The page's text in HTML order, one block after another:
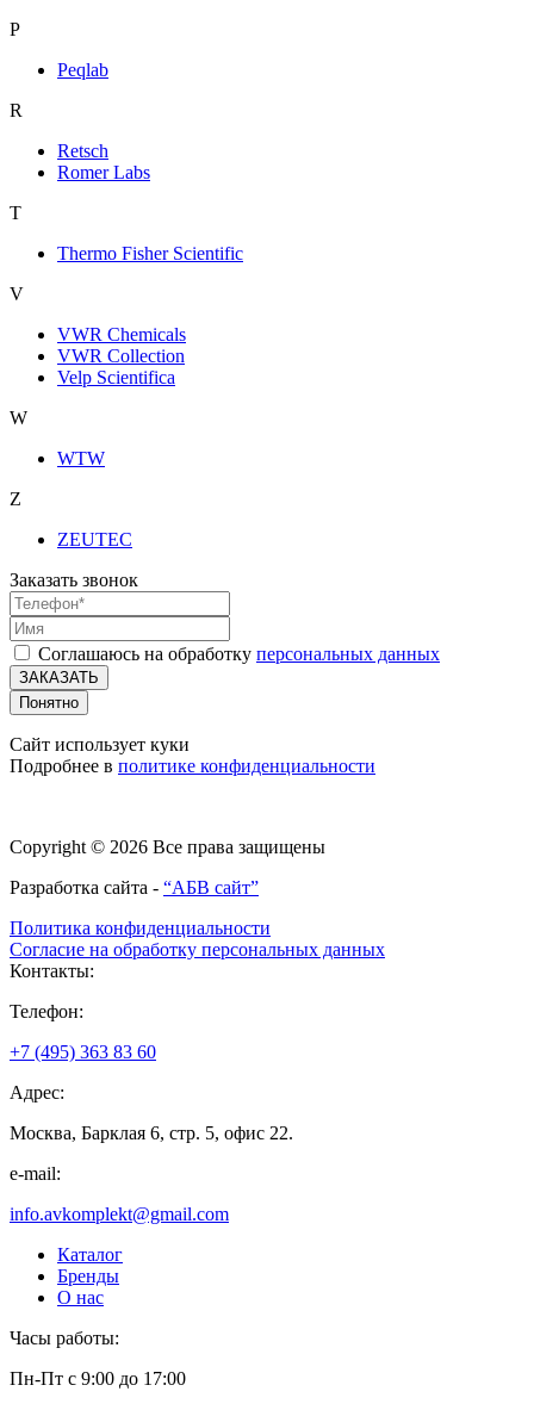
P
Peqlab
R
Retsch
Romer Labs
T
Thermo Fisher Scientific
V
VWR Chemicals
VWR Collection
Velp Scientifica
W
WTW
Z
ZEUTEC
Заказать звонок
Соглашаюсь на обработку персональных данных
ЗАКАЗАТЬ
Понятно
Сайт использует куки
Подробнее в политике конфиденциальности
Copyright © 2026 Все права защищены
Разработка сайта - “АБВ сайт”
Политика конфиденциальности
Согласие на обработку персональных данных
Контакты:
Телефон:
+7 (495) 363 83 60
Адрес:
Москва, Барклая 6, стр. 5, офис 22.
e-mail:
info.avkomplekt@gmail.com
Каталог
Бренды
О нас
Часы работы:
Пн-Пт с 9:00 до 17:00